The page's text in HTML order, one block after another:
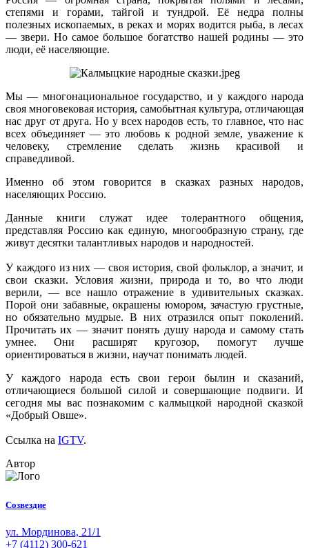
степями и горами, тайгой и тундрой. Её недра полны
полезных ископаемых, в реках и морях водится рыба, в лесах
— звери. Но самое большое богатство нашей родины — это
люди, её населяющие.
Мы — многонациональное государство, и у каждого народа
своя многовековая история, самобытная культура, отличающая
нас друг от друга. Но у всех народов есть, то главное, что нас
всех объединяет — это любовь к родной земле, уважение к
человеку, стремление сделать жизнь красивой и
справедливой.
Именно об этом говорится в сказках разных народов,
населяющих Россию.
Данные книги служат идее толерантного общения,
представляя Россию как единую, многообразную страну, где
живут десятки талантливых народов и народностей.
У каждого из них — своя история, свой фольклор, а значит, и
свои сказки. Условия жизни, природа и то, во что люди
верили, — все нашло отражение в удивительных сказках.
Порой они забавные, окрашены юмором, зачастую грустные,
но обязательно мудрые. В них отразился опыт поколений.
Прочитать их — значит понять душу народа и самому стать
умнее. Они расширят кругозор, помогут лучше
ориентироваться в жизни, научат понимать людей.
У каждого народа есть свои герои былин и сказаний,
отличающиеся большой силой и совершающие подвиги. И
сегодня мы вас познакомим с калмыцкой народной сказкой
«Добрый Овше».
Ссылка на IGTV.
Автор
Созвездие
ул. Мординова, 21/1
+7 (4112) 300-621